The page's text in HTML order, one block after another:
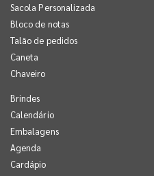
Sacola Personalizada
Bloco de notas
Talão de pedidos
Caneta
Chaveiro
Brindes
Calendário
Embalagens
Agenda
Cardápio